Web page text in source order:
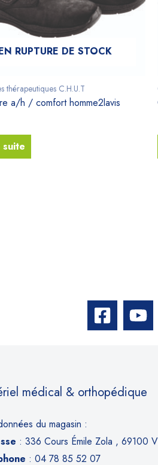
RUPTURE DE STOCK
thérapeutiques C.H.U.T
a/h / comfort homme2lavis
suite
médical & orthopédique
du magasin :
: 336 Cours Émile Zola , 69100
: 04 78 85 52 07